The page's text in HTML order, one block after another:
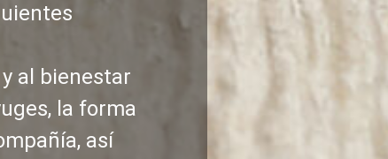
al bienestar
la forma
así